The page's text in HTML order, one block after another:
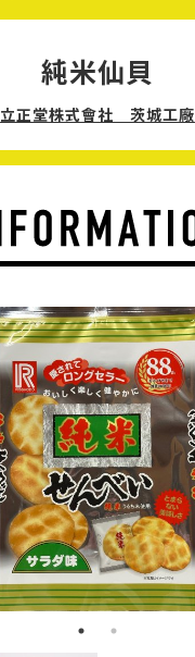
純米仙貝
立正堂株式會社 茨城工廠